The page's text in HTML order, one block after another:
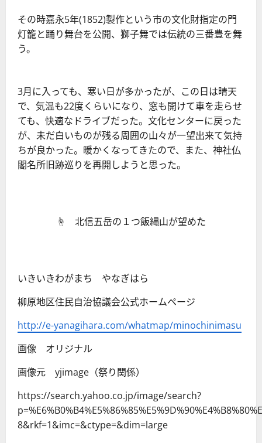
その時嘉永5年(1852)製作という市の文化財指定の門
灯籠と踊り舞台を公開、獅子舞では伝統の三番豊を舞
う。
3月に入っても、寒い日が多かったが、この日は晴天
で、気温も22度くらいになり、窓も開けて車を走らせ
ても、快適なドライブだった。文化センターに戻った
が、未だ白いものが残る周囲の山々が一望出来て気持
ちが良かった。暖かくなってきたので、また、神社仏
閣名所旧跡巡りを再開しようと思った。
☝ 北信五岳の１つ飯縄山が望めた
いきいきわがまち やなぎはら
柳原地区住民自治協議会公式ホームページ
http://e-yanagihara.com/whatmap/minochinimasu
画像 オリジナル
画像元 yjimage（祭り関係）
https://search.yahoo.co.jp/image/search?
8&rkf=1&imc=&ctype=&dim=large